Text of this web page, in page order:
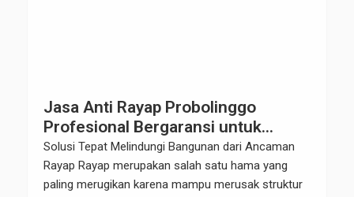
Jasa Anti Rayap Probolinggo
Profesional Bergaransi untuk
Rumah, Kantor & Industri
Solusi Tepat Melindungi Bangunan dari Ancaman
Rayap Rayap merupakan salah satu hama yang
paling merugikan karena mampu merusak struktur